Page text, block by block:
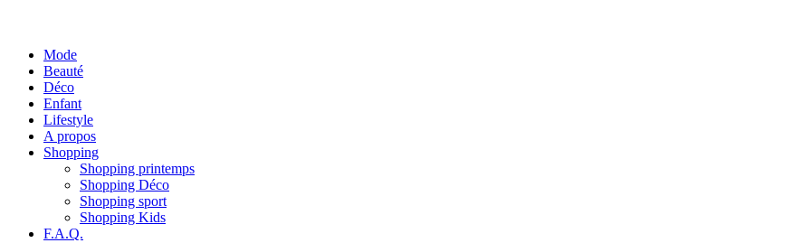
Mode
Beauté
Déco
Enfant
Lifestyle
A propos
Shopping
Shopping printemps
Shopping Déco
Shopping sport
Shopping Kids
F.A.Q.